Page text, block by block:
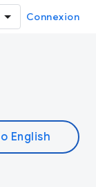
Connexion